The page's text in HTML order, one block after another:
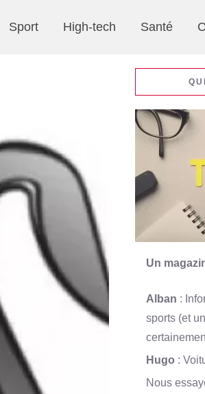
Sport High-tech Santé
Un
Alban :
sports (et
Hugo :
Nous